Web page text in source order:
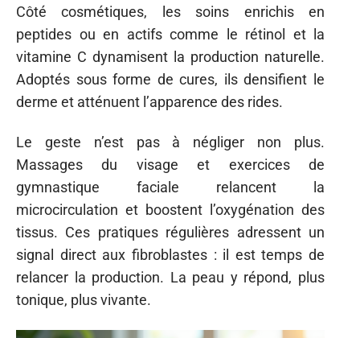
Côté cosmétiques, les soins enrichis en
peptides ou en actifs comme le rétinol et la
vitamine C dynamisent la production naturelle.
Adoptés sous forme de cures, ils densifient le
derme et atténuent l’apparence des rides.
Le geste n’est pas à négliger non plus.
Massages du visage et exercices de
gymnastique faciale relancent la
microcirculation et boostent l’oxygénation des
tissus. Ces pratiques régulières adressent un
signal direct aux fibroblastes : il est temps de
relancer la production. La peau y répond, plus
tonique, plus vivante.